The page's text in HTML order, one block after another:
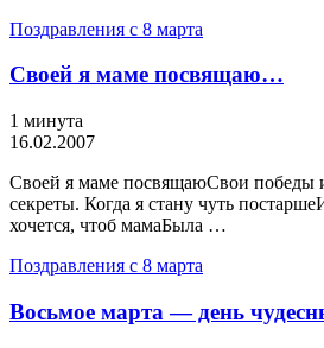
Поздравления с 8 марта
Своей я маме посвящаю…
1 минута
16.02.2007
Своей я маме посвящаюСвои победы
секреты. Когда я стану чуть
хочется, чтоб мамаБыла …
Поздравления с 8 марта
Восьмое марта — день